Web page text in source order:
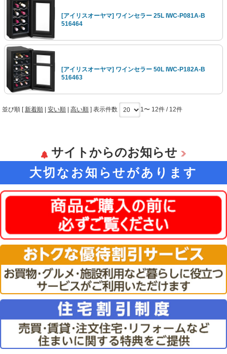
[アイリスオーヤマ] ワインセラー 25L IWC-P081A-B
516464
[アイリスオーヤマ] ワインセラー 50L IWC-P182A-B
516463
並び順 [新着順 | 安い順 | 高い順 ] 表示件数 1〜 12件 / 12件
サイトからのお知らせ
大切なお知らせがあります